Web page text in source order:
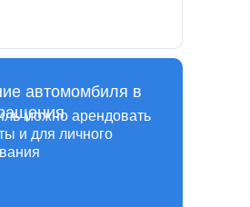
можно арендовать
и для личного
автомомбиля в